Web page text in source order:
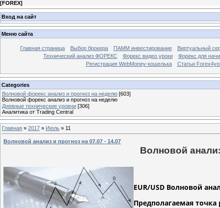
[FOREX]
Вход на сайт
Меню сайта
Главная страница Выбор брокера ПАММ инвестирование
Виртуальный
Технический анализ ФОРЕКС
Форекс видео уроки
Форекс для
Регистрация WebMoney-кошелька
Статьи
Categories
Волновой форекс анализ и прогноз на неделю [603]
Волновой форекс анализ и прогноз на неделю
Дневные технические уровни [306]
Аналитика от Trading Central
Главная » 2017 » Июль » 11
Волновой анализ и прогноз на 07.07 - 14.07
Волновой
EUR/USD Волновой
Предполагаемая